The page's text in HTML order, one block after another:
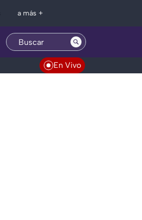
a más +
En Vivo